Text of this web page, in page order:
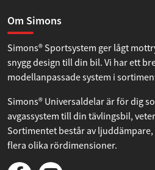
Om Simons
Simons® Sportsystem ger lågt
snygg design till din bil. Vi har ett
modellanpassade system i
Simons® Universaldelar är för dig
avgassystem till din tävlingsbil,
Sortimentet består av
flera olika rördimensioner.